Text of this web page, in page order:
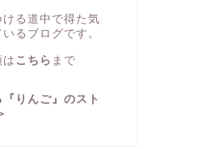
る道中で得た気
るブログです。
こちら まで
りんご』のスト